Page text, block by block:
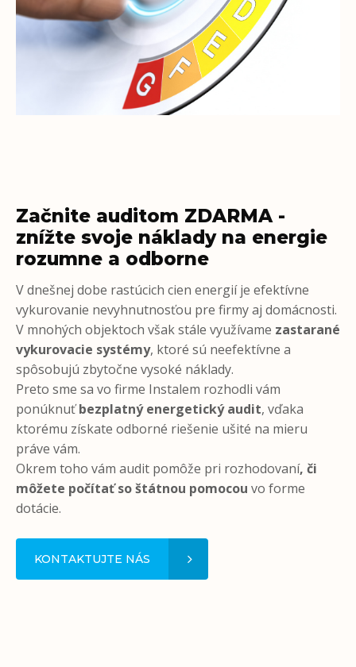
Začnite auditom ZDARMA -
znížte svoje náklady na energie
rozumne a odborne
V dnešnej dobe rastúcich cien energií je efektívne
vykurovanie nevyhnutnosťou pre firmy aj domácnosti.
V mnohých objektoch však stále využívame zastarané
vykurovacie systémy, ktoré sú neefektívne a
spôsobujú zbytočne vysoké náklady.
Preto sme sa vo firme Instalem rozhodli vám
ponúknuťbezplatný energetický audit, vďaka
ktorému získate odborné riešenie ušité na mieru
práve vám.
Okrem toho vám audit pomôže pri rozhodovaní, či
môžete počítať so štátnou pomocou vo forme
dotácie.
KONTAKTUJTE NÁS